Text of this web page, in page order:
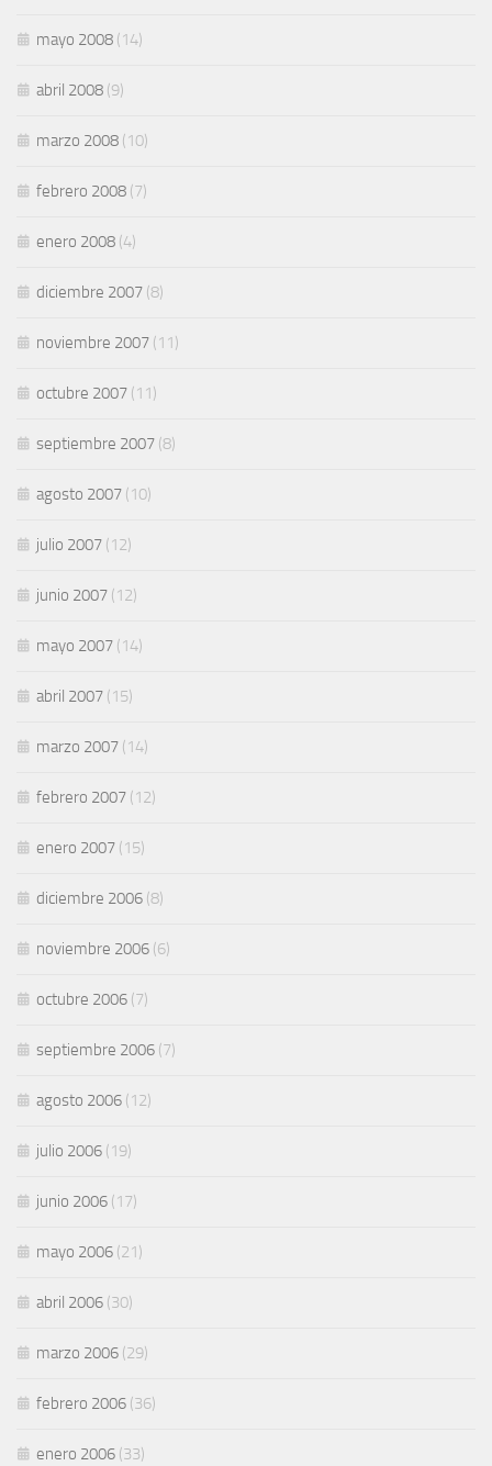
mayo 2008 (14)
abril 2008 (9)
marzo 2008 (10)
febrero 2008 (7)
enero 2008 (4)
diciembre 2007 (8)
noviembre 2007 (11)
octubre 2007 (11)
septiembre 2007 (8)
agosto 2007 (10)
julio 2007 (12)
junio 2007 (12)
mayo 2007 (14)
abril 2007 (15)
marzo 2007 (14)
febrero 2007 (12)
enero 2007 (15)
diciembre 2006 (8)
noviembre 2006 (6)
octubre 2006 (7)
septiembre 2006 (7)
agosto 2006 (12)
julio 2006 (19)
junio 2006 (17)
mayo 2006 (21)
abril 2006 (30)
marzo 2006 (29)
febrero 2006 (36)
enero 2006 (33)